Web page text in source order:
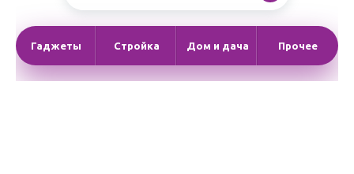
Гаджеты Стройка Дом и дача Прочее